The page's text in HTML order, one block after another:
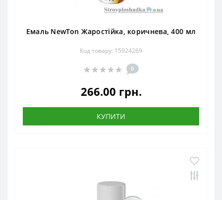
Емаль NewTon Жаростійка, коричнева, 400 мл
Код товару: 15924269
0
266.00 грн.
КУПИТИ